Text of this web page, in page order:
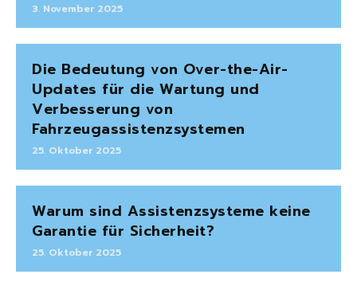
3. November 2025
Die Bedeutung von Over-the-Air-
Updates für die Wartung und
Verbesserung von
Fahrzeugassistenzsystemen
25. Oktober 2025
Warum sind Assistenzsysteme keine
Garantie für Sicherheit?
25. Oktober 2025